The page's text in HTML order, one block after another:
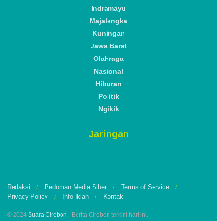
Indramayu
Majalengka
Kuningan
Jawa Barat
Olahraga
Nasional
Hiburan
Politik
Ngikik
Jaringan
Redaksi Pedoman Media Siber
Terms of Service
Privacy Policy
Info Iklan Kontak
© 2024 Suara Cirebon - Berita Cirebon terkini hari ini.